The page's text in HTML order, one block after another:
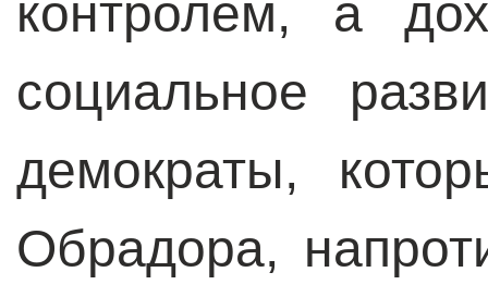
контролем, а
социальное
демократы,
Обрадора,